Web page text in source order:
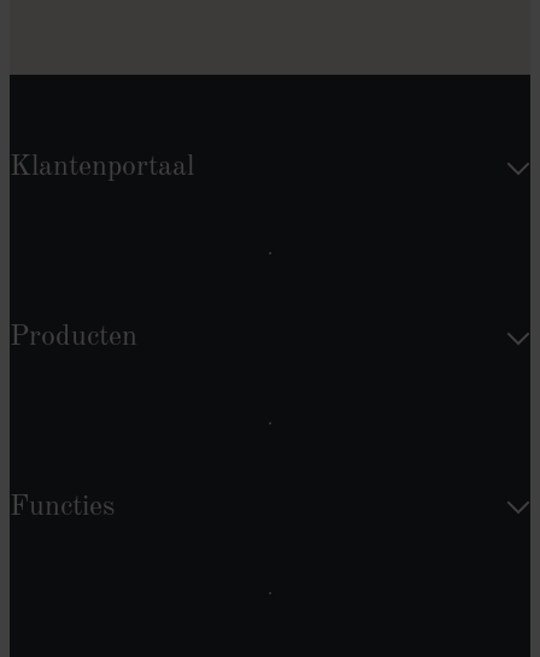
Klantenportaal
Producten
Functies